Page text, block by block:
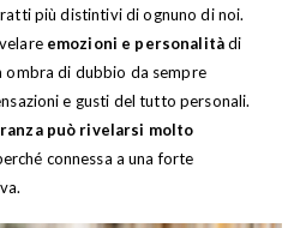
più distintivi di ognuno di noi.
emozioni e personalitàdi
ombra di dubbio da sempre
e gusti del tutto personali.
può rivelarsi molto
connessa a una forte